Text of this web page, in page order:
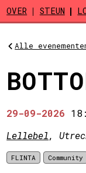
Skip to
OVER STEUN
Alle
29-09-2026
Lellebel,
FLINTA Community